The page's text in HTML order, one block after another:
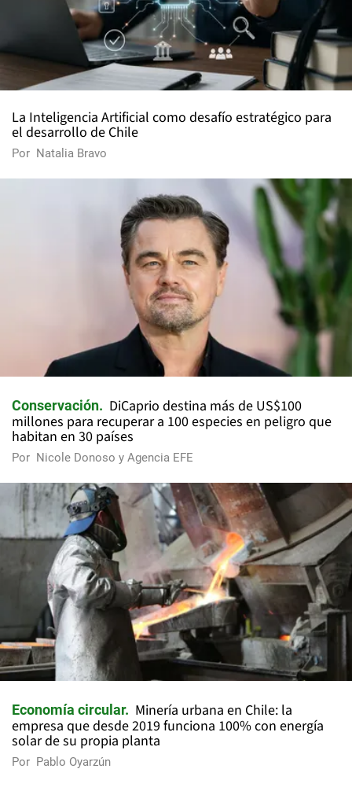
La Inteligencia Artificial como desafío estratégico para
el desarrollo de Chile
Por Natalia Bravo
Conservación
DiCaprio destina más de US$100
millones para recuperar a 100 especies en peligro que
habitan en 30 países
Por Nicole Donoso y Agencia EFE
Economía circular
Minería urbana en Chile: la
empresa que desde 2019 funciona 100% con energía
solar de su propia planta
Por Pablo Oyarzún